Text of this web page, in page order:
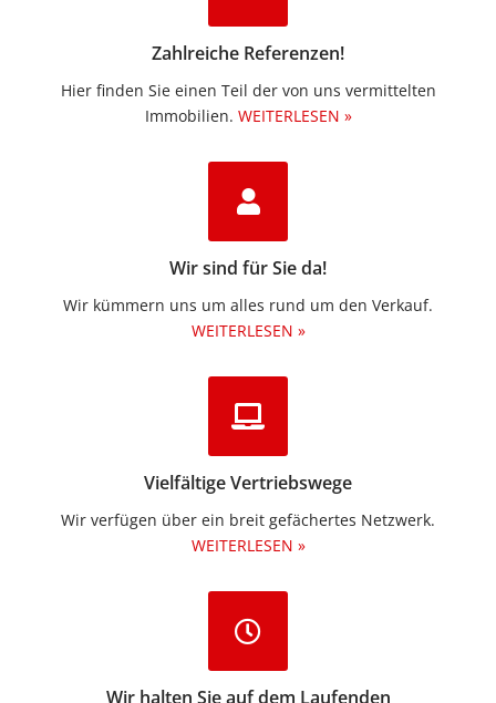
Zahlreiche Referenzen!
Hier finden Sie einen Teil der von uns vermittelten
Immobilien.​ WEITERLESEN »
Wir sind für Sie da!
Wir kümmern uns um alles rund um den Verkauf.
WEITERLESEN »
Vielfältige Vertriebswege
Wir verfügen über ein breit gefächertes Netzwerk.
WEITERLESEN »
Wir halten Sie auf dem Laufenden